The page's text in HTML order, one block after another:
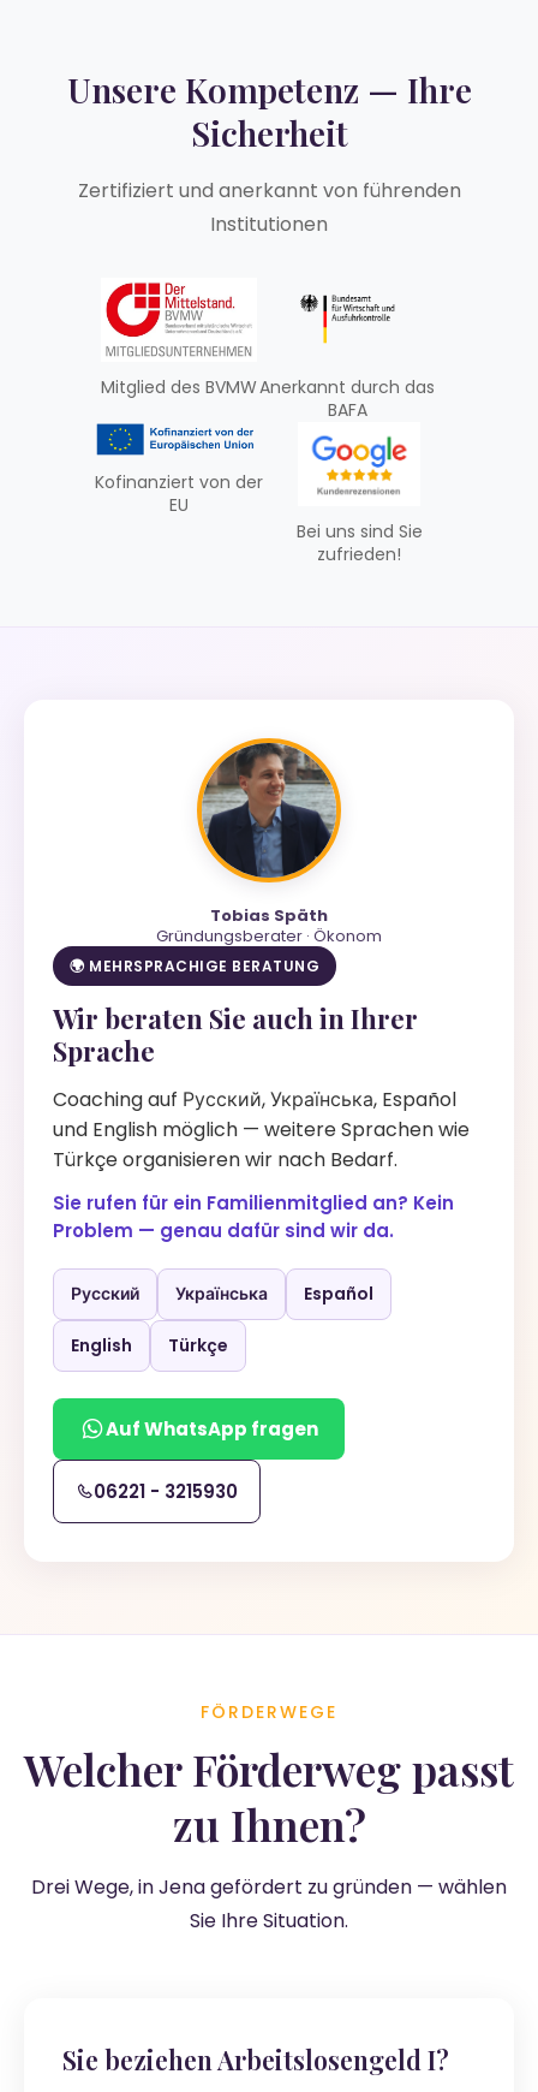
Unsere Kompetenz — Ihre
Sicherheit
Zertifiziert und anerkannt von führenden
Institutionen
Mitglied des BVMWAnerkannt durch das
BAFA
Kofinanziert von der
EU
Bei uns sind Sie
zufrieden!
Tobias Späth
Gründungsberater · Ökonom
🌍 MEHRSPRACHIGE BERATUNG
Wir beraten Sie auch in Ihrer
Sprache
Coaching auf Русский, Українська, Español
und English möglich — weitere Sprachen wie
Türkçe organisieren wir nach Bedarf.
Sie rufen für ein Familienmitglied an? Kein
Problem — genau dafür sind wir da.
Русский Українська Español
English Türkçe
Auf WhatsApp fragen
06221 - 3215930
FÖRDERWEGE
Welcher Förderweg passt
zu Ihnen?
Drei Wege, in Jena gefördert zu gründen — wählen
Sie Ihre Situation.
Sie beziehen Arbeitslosengeld I?